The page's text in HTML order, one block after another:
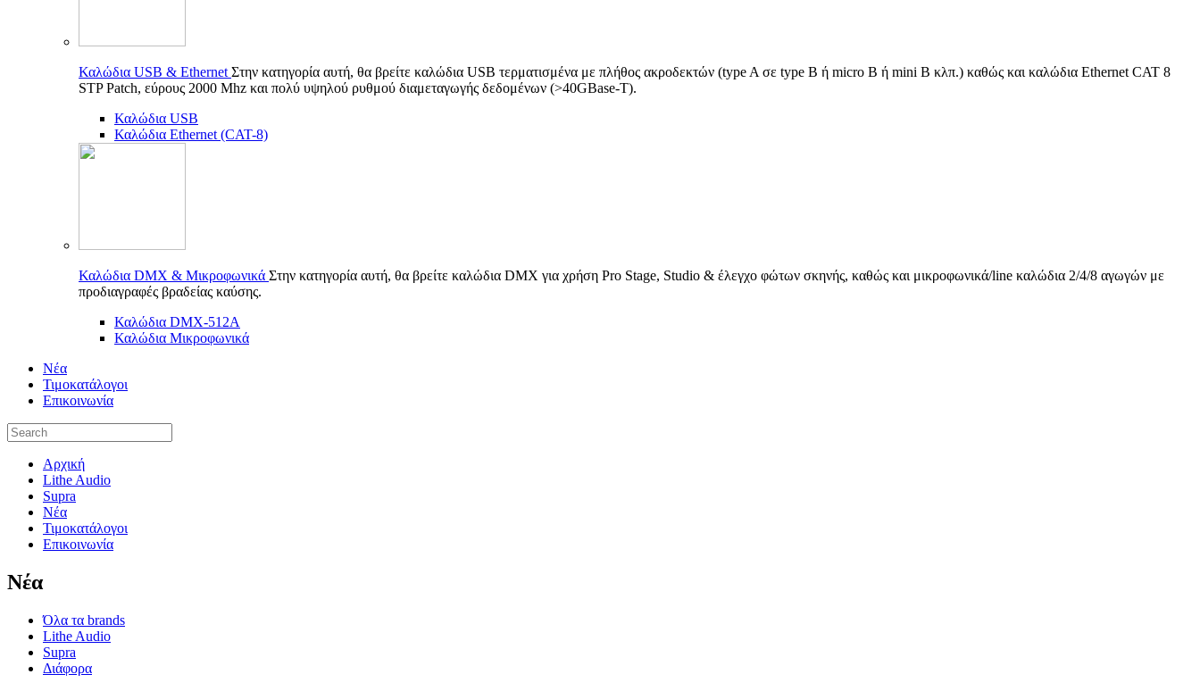
Καλώδια USB & Ethernet Στην κατηγορία αυτή, θα βρείτε καλώδια USB τερματισμένα με πλήθος ακροδεκτών (type A σε type B ή micro B ή mini B κλπ.) καθώς και καλώδια Ethernet CAT 8
STP Patch, εύρους 2000 Mhz και πολύ υψηλού ρυθμού διαμεταγωγής δεδομένων (>40GBase-T).
Καλώδια USB
Καλώδια Ethernet (CAT-8)
Καλώδια DMX & Μικροφωνικά Στην κατηγορία αυτή, θα βρείτε καλώδια DMX για χρήση Pro Stage, Studio & έλεγχο φώτων σκηνής, καθώς και μικροφωνικά/line καλώδια 2/4/8 αγωγών με
προδιαγραφές βραδείας καύσης.
Καλώδια DMX-512A
Καλώδια Μικροφωνικά
Νέα
Τιμοκατάλογοι
Επικοινωνία
Αρχική
Lithe Audio
Supra
Νέα
Τιμοκατάλογοι
Επικοινωνία
Nέα
Όλα τα brands
Lithe Audio
Supra
Διάφορα